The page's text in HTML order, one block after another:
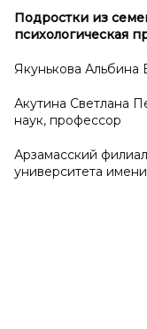
Подростки из
психологическая
Якунькова Альбина
Акутина Светлана
наук, профессор
Арзамасский
университета